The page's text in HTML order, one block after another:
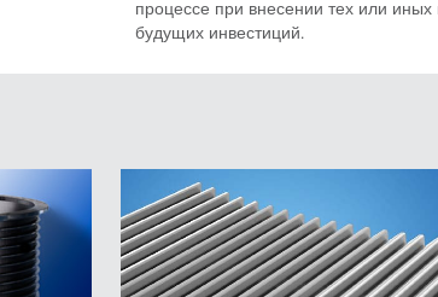
процессе при внесении тех или иных
будущих инвестиций.